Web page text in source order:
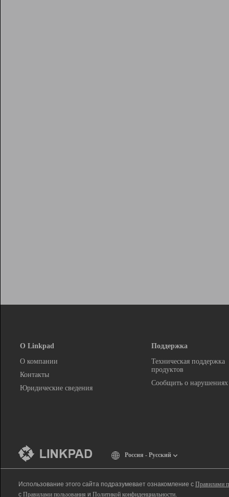
О Linkpad
О компании
Контакты
Юридические сведения
Поддержка
Техническая поддержка
продуктов
Сообщить о нарушениях
Россия - Русский
Использование этого сайта подразумевает ознакомление с Правилами
с Правилами пользования и Политикой конфиденциальности.